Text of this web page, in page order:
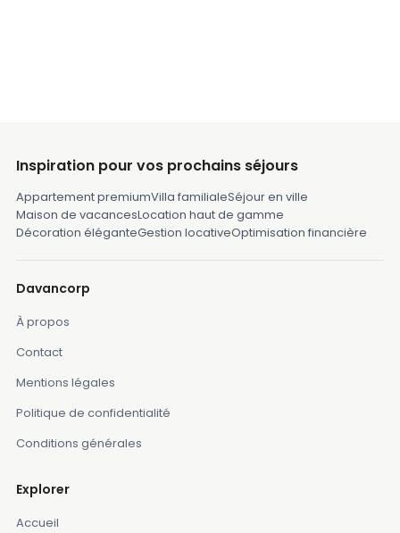
Inspiration pour vos prochains séjours
Appartement premiumVilla familialeSéjour en ville
Maison de vacancesLocation haut de gamme
Décoration éléganteGestion locativeOptimisation financière
Davancorp
À propos
Contact
Mentions légales
Politique de confidentialité
Conditions générales
Explorer
Accueil